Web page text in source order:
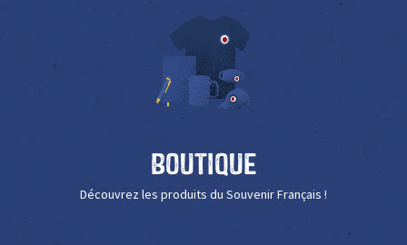
Boutique
Découvrez les produits du Souvenir Français !